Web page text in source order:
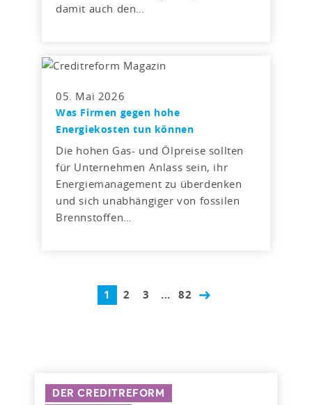
damit auch den…
05. Mai 2026
Was Firmen gegen hohe
Energiekosten tun können
Die hohen Gas- und Ölpreise sollten
für Unternehmen Anlass sein, ihr
Energiemanagement zu überdenken
und sich unabhängiger von fossilen
Brennstoffen…
1 2 3 ... 82
DER CREDITREFORM